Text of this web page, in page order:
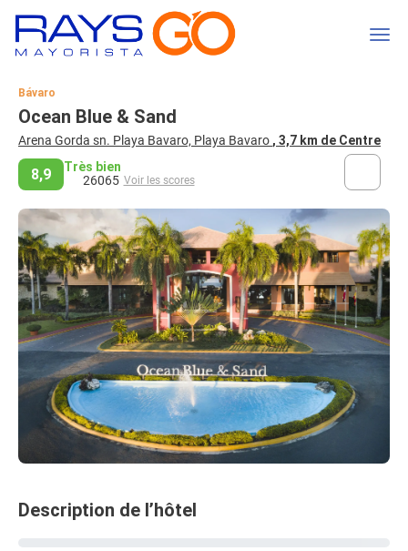
Bávaro
Ocean Blue & Sand
Arena Gorda sn. Playa Bavaro, Playa Bavaro , 3,7 km de Centre
8,9
Très bien
26065 Voir les scores
Description de l’hôtel